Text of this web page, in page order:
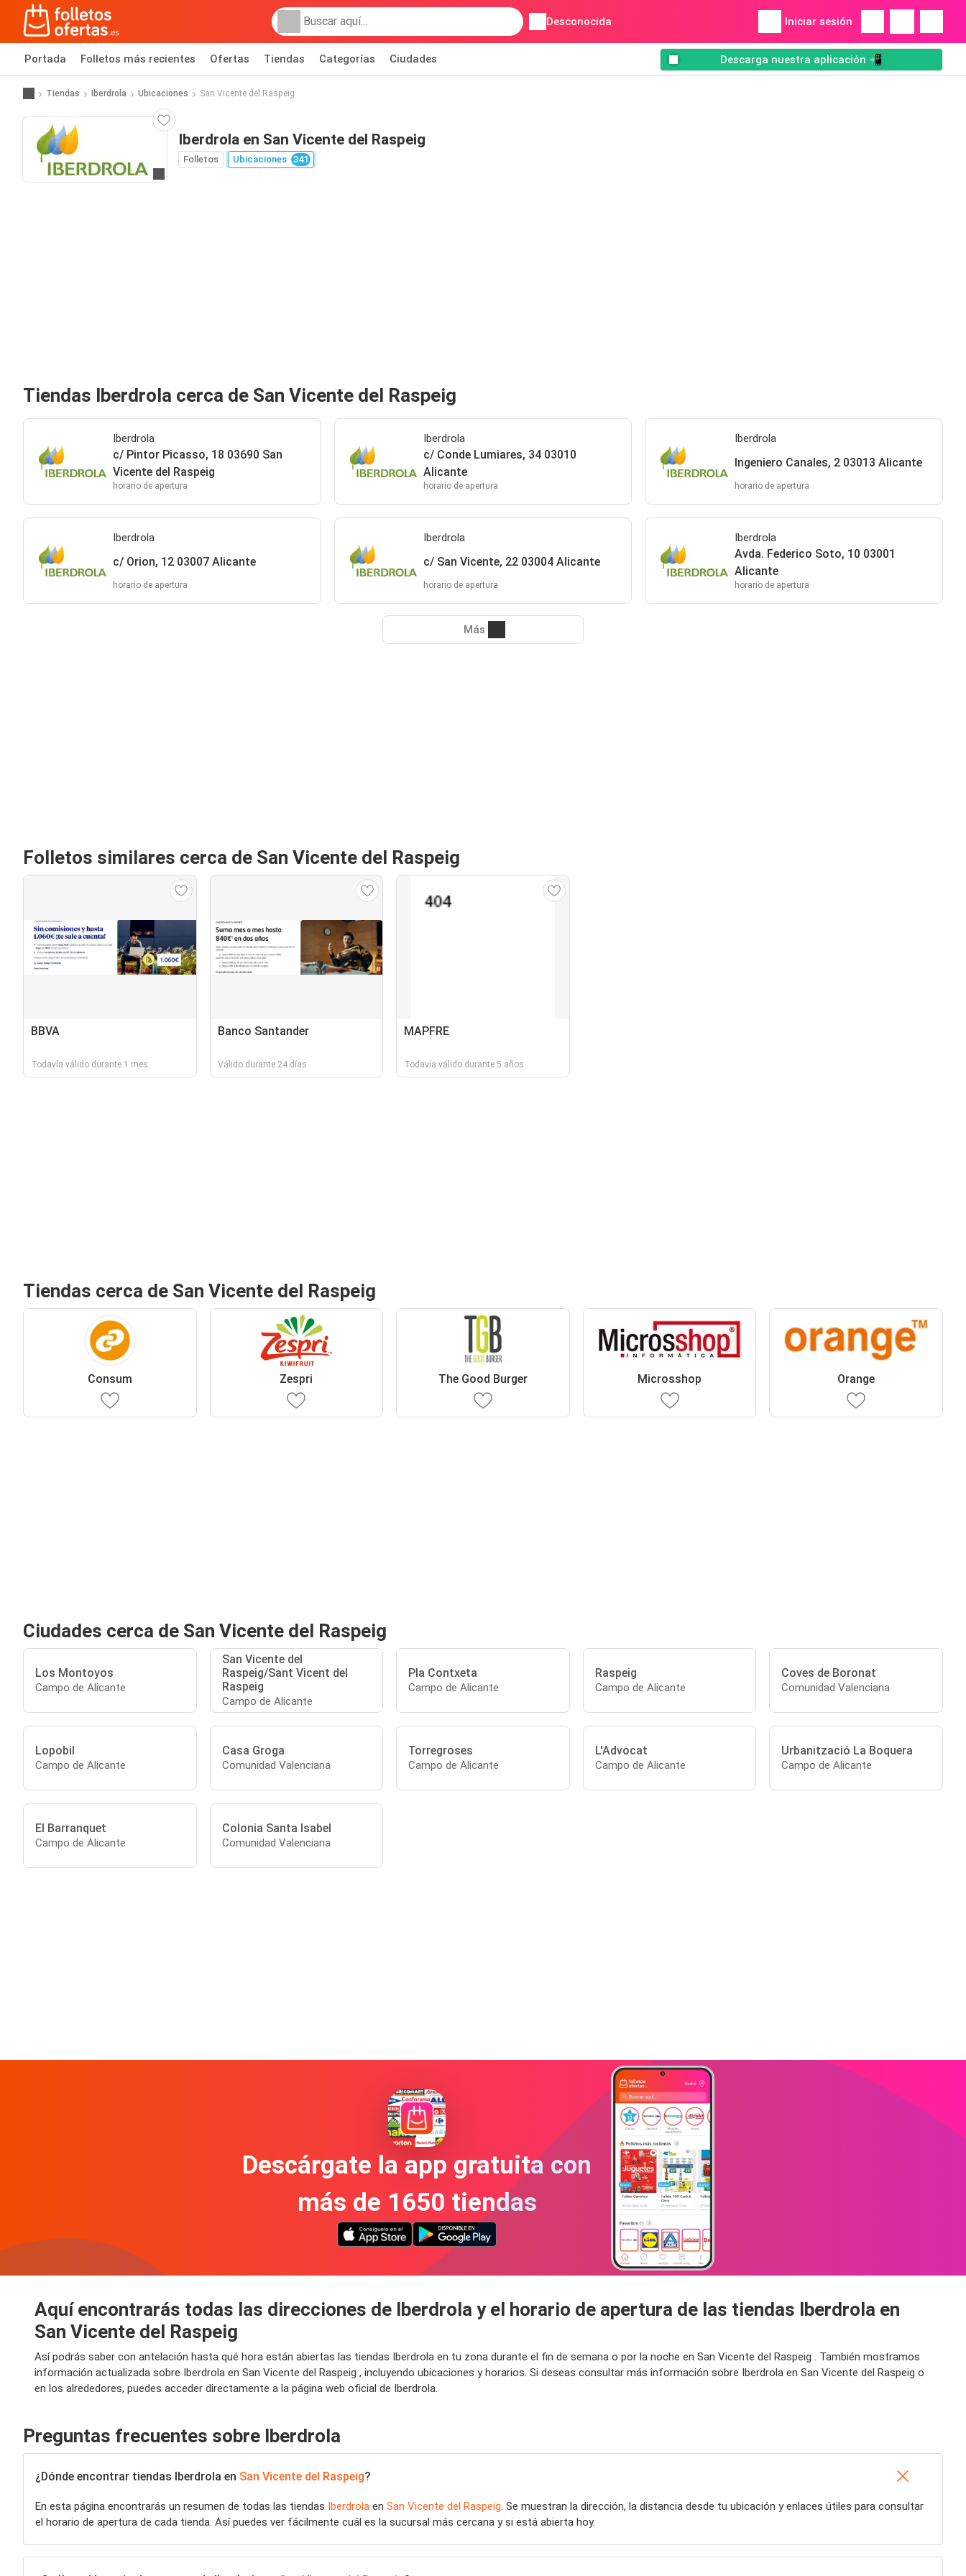
Desconocida Iniciar sesión
Portada Folletos más recientes Ofertas Tiendas Categorías Ciudades Descarga nuestra aplicación 📲
Tiendas Iberdrola Ubicaciones San Vicente del Raspeig
Iberdrola en San Vicente del Raspeig
Folletos Ubicaciones 341
Tiendas Iberdrola cerca de San Vicente del Raspeig
Iberdrola
c/ Pintor Picasso, 18 03690 San
Vicente del Raspeig
horario de apertura
Iberdrola
c/ Conde Lumiares, 34 03010
Alicante
horario de apertura
Iberdrola
Ingeniero Canales, 2 03013 Alicante
horario de apertura
Iberdrola
c/ Orion, 12 03007 Alicante
horario de apertura
Iberdrola
c/ San Vicente, 22 03004 Alicante
horario de apertura
Iberdrola
Avda. Federico Soto, 10 03001
Alicante
horario de apertura
Más
Folletos similares cerca de San Vicente del Raspeig
BBVA
Todavía válido durante 1 mes
Banco Santander
Válido durante 24 días
MAPFRE
Todavía válido durante 5 años
Tiendas cerca de San Vicente del Raspeig
Consum Zespri The Good Burger Microsshop Orange
Ciudades cerca de San Vicente del Raspeig
Los Montoyos
Campo de Alicante
San Vicente del
Raspeig/Sant Vicent del
Raspeig
Campo de Alicante
Pla Contxeta
Campo de Alicante
Raspeig
Campo de Alicante
Coves de Boronat
Comunidad Valenciana
Lopobil
Campo de Alicante
Casa Groga
Comunidad Valenciana
Torregroses
Campo de Alicante
L'Advocat
Campo de Alicante
Urbanització La Boquera
Campo de Alicante
El Barranquet
Campo de Alicante
Colonia Santa Isabel
Comunidad Valenciana
Descárgate la app gratuita con
más de 1650 tiendas
Aquí encontrarás todas las direcciones de Iberdrola y el horario de apertura de las tiendas Iberdrola en
San Vicente del Raspeig
Así podrás saber con antelación hasta qué hora están abiertas las tiendas Iberdrola en tu zona durante el fin de semana o por la noche en San Vicente del Raspeig . También mostramos
información actualizada sobre Iberdrola en San Vicente del Raspeig , incluyendo ubicaciones y horarios. Si deseas consultar más información sobre Iberdrola en San Vicente del Raspeig o
en los alrededores, puedes acceder directamente a la página web oficial de Iberdrola.
Preguntas frecuentes sobre Iberdrola
¿Dónde encontrar tiendas Iberdrola en San Vicente del Raspeig?
En esta página encontrarás un resumen de todas las tiendas Iberdrola en San Vicente del Raspeig. Se muestran la dirección, la distancia desde tu ubicación y enlaces útiles para consultar
el horario de apertura de cada tienda. Así puedes ver fácilmente cuál es la sucursal más cercana y si está abierta hoy.